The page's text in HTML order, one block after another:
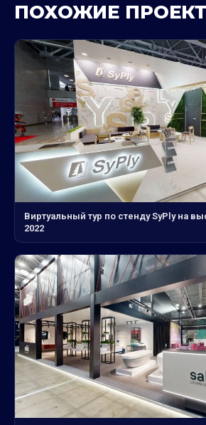
ПОХОЖИЕ
Виртуальный тур по стенду SyPly на
2022